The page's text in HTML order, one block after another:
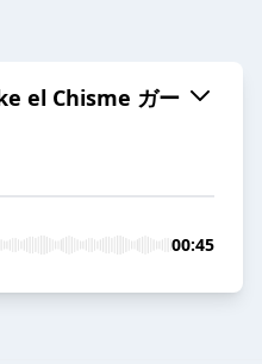
el Chisme ガー
00:45